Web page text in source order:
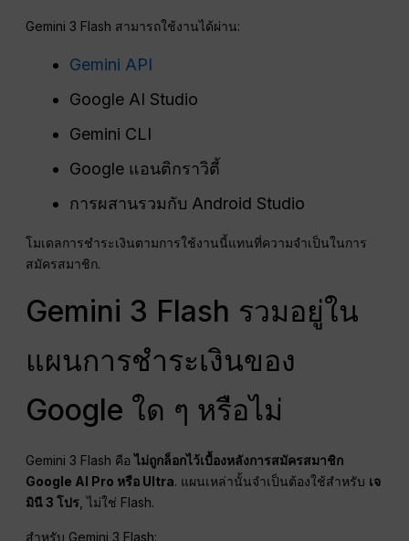
Gemini 3 Flash สามารถใช้งานได้ผ่าน:
Gemini API
Google AI Studio
Gemini CLI
Google แอนติกราวิตี้
การผสานรวมกับ Android Studio
โมเดลการชำระเงินตามการใช้งานนี้แทนที่ความจำเป็นในการ
สมัครสมาชิก.
Gemini 3 Flash รวมอยู่ใน
แผนการชำระเงินของ
Google ใด ๆ หรือไม่
Gemini 3 Flash คือไม่ถูกล็อกไว้เบื้องหลังการสมัครสมาชิก
Google AI Pro หรือ Ultra. แผนเหล่านั้นจำเป็นต้องใช้สำหรับ เจ
มินี 3 โปร, ไม่ใช่ Flash.
สำหรับ Gemini 3 Flash: